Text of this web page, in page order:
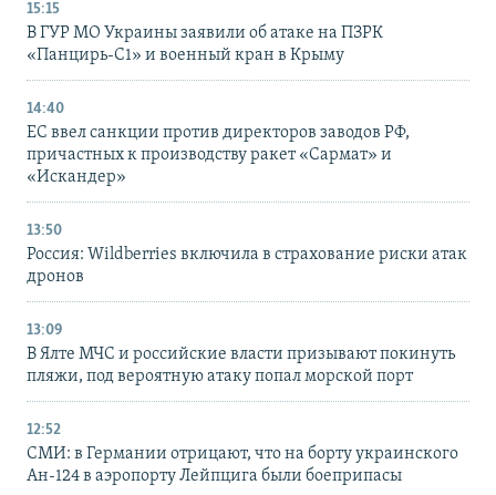
15:15
В ГУР МО Украины заявили об атаке на ПЗРК
«Панцирь-С1» и военный кран в Крыму
14:40
ЕС ввел санкции против директоров заводов РФ,
причастных к производству ракет «Сармат» и
«Искандер»
13:50
Россия: Wildberries включила в страхование риски атак
дронов
13:09
В Ялте МЧС и российские власти призывают покинуть
пляжи, под вероятную атаку попал морской порт
12:52
СМИ: в Германии отрицают, что на борту украинского
Ан-124 в аэропорту Лейпцига были боеприпасы